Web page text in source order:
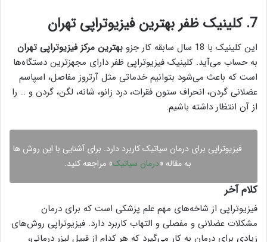
7. کلینیک ظفر بهترین فیزیوتراپی تهران
این کلینیک با 18 سال سابقه کار جزو
بهترین مرکز فیزیوتراپی تهران
به حساب می‌آید. کلینیک فیزیوتراپی ظفر دارای مجهزترین دستگاه‌ها
است که باعث می‌شود بتوانیم خدماتی مثل آرتروز مفاصل، اسپاسم
عضلانی گردن، انحراف ستون فقرات، درد زانو، شانه، لگن، گردن و … را
از آن انتظار داشته باشیم.
فیزیوتراپی برای درمان سیاتیک کاربرد دارد. برای آشنایی با این روش ها
به مقاله «درمان سیاتیک» مراجعه کنید.
کلام آخر
فیزیوتراپی از شاخه‌های مهم علم پزشکی است که برای درمان
مشکلات عضلانی و مفصلی و التهاب کاربرد دارد. فیزیوتراپی روش‌های
زیادی برای درمان به کار می‌گیرد که هر کدام از قبیل لیزر درمانی،